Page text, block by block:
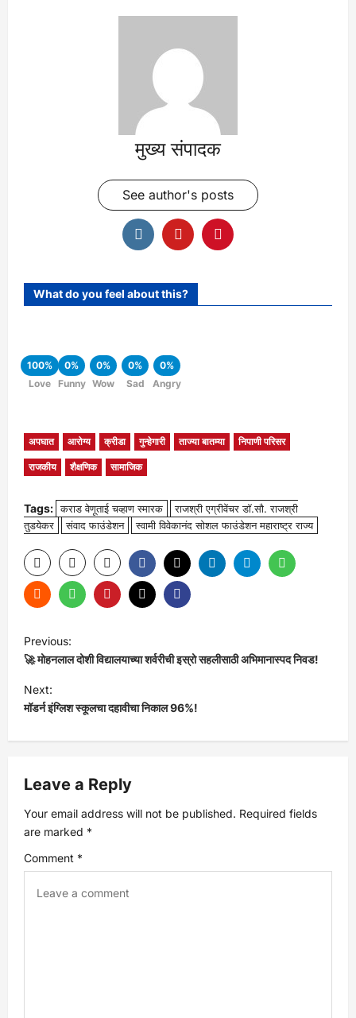
मुख्य संपादक
See author's posts
What do you feel about this?
100%
Love
0%
Funny
0%
Wow
0%
Sad
0%
Angry
अपघात आरोग्य क्रीडा गुन्हेगारी ताज्या बातम्या निपाणी परिसर
राजकीय शैक्षणिक सामाजिक
Tags: कराड वेणूताई चव्हाण स्मारक
राजश्री एग्रीवेंचर डॉ.सौ. राजश्री
तुडयेकर
संवाद फाउंडेशन स्वामी विवेकानंद सोशल फाउंडेशन महाराष्ट्र राज्य
P
o
s
t
n
a
v
Previous:
🚀 मोहनलाल दोशी विद्यालयाच्या शर्वरीची इस्रो सहलीसाठी अभिमानास्पद निवड!
Next:
मॉडर्न इंग्लिश स्कूलचा दहावीचा निकाल 96%!
Leave a Reply
Your email address will not be published. Required fields
are marked *
Comment *